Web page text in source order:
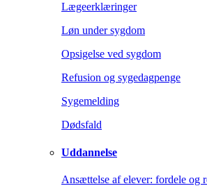
Lægeerklæringer
Løn under sygdom
Opsigelse ved sygdom
Refusion og sygedagpenge
Sygemelding
Dødsfald
Uddannelse
Ansættelse af elever: fordele og